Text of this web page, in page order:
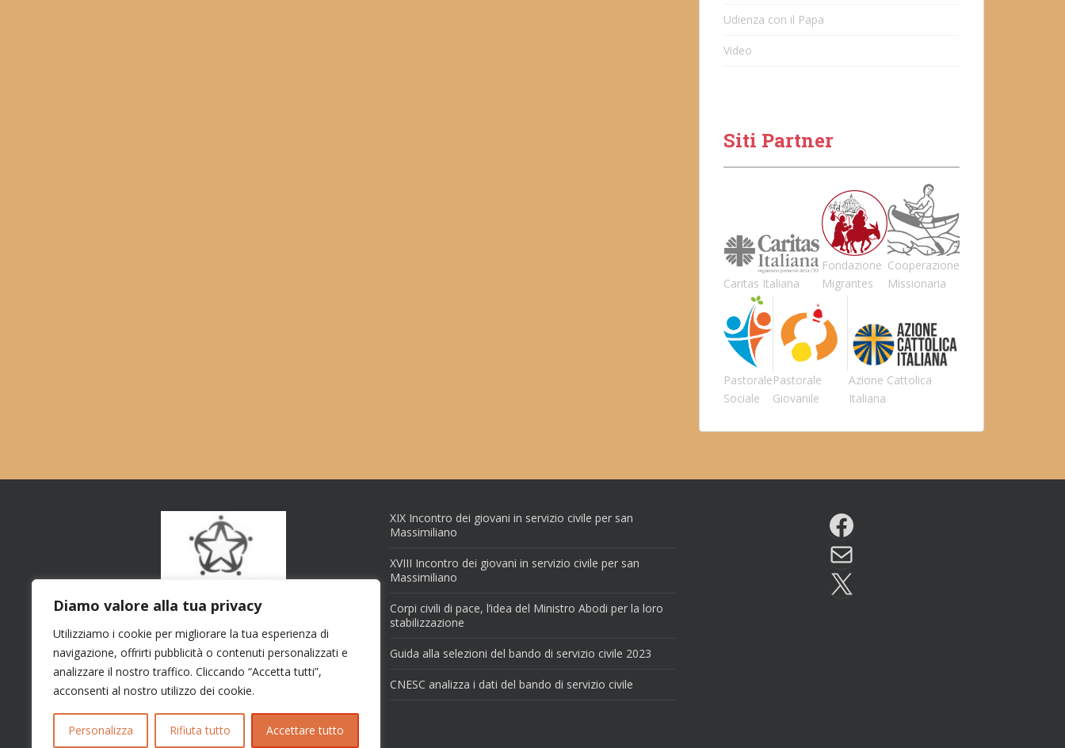
Diamo valore alla tua privacy
Utilizziamo i cookie per migliorare la tua esperienza di
navigazione, offrirti pubblicità o contenuti personalizzati e
analizzare il nostro traffico. Cliccando “Accetta tutti”,
acconsenti al nostro utilizzo dei cookie.
Personalizza Rifiuta tutto Accettare tutto
Udienza con il Papa
Video
Siti Partner
Caritas Italiana
Fondazione
Migrantes
Cooperazione
Missionaria
Pastorale
Sociale
Pastorale
Giovanile
Azione Cattolica
Italiana
XIX Incontro dei giovani in servizio civile per san
Massimiliano
XVIII Incontro dei giovani in servizio civile per san
Massimiliano
Corpi civili di pace, l’idea del Ministro Abodi per la loro
stabilizzazione
Guida alla selezioni del bando di servizio civile 2023
CNESC analizza i dati del bando di servizio civile
Facebook
Email
X